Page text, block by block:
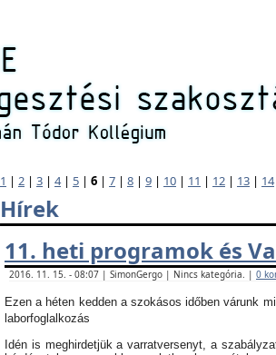
1 | 2 | 3 | 4| 5 | 6 | 7 | 8 | 9 | 10 | 11 | 12 | 13 | 14
Hírek
11. heti programok és
2016. 11. 15. - 08:07 | SimonGergo | Nincs kategória. | 0
Ezen a héten kedden a szokásos időben várunk
laborfoglalkozás
Idén is meghirdetjük a varratversenyt, a